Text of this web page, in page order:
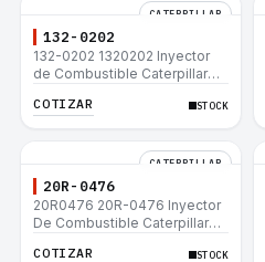
CATERPILLAR
132-0202
132-0202 1320202 Inyector
de Combustible Caterpillar®
3516C 854G 992G
COTIZAR STOCK
CATERPILLAR
20R-0476
20R0476 20R-0476 Inyector
De Combustible Caterpillar®
COTIZAR STOCK